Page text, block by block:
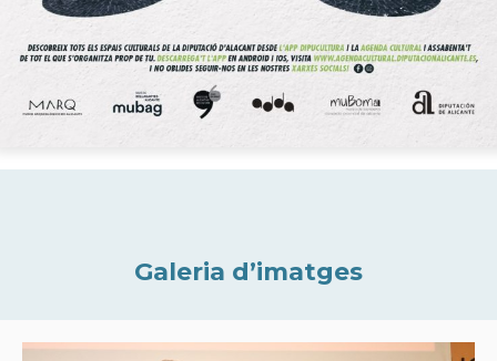
Galeria d’imatges